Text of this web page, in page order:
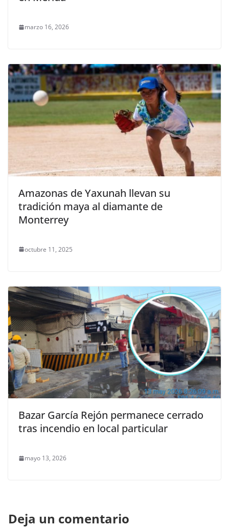
marzo 16, 2026
Amazonas de Yaxunah llevan su
tradición maya al diamante de
Monterrey
octubre 11, 2025
Bazar García Rejón permanece cerrado
tras incendio en local particular
mayo 13, 2026
Deja un comentario